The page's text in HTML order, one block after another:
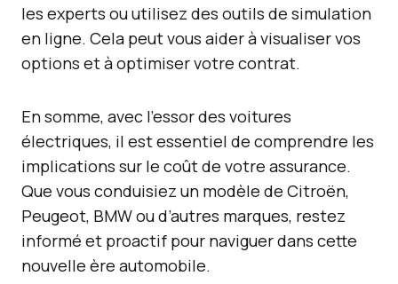
les experts ou utilisez des outils de simulation
en ligne. Cela peut vous aider à visualiser vos
options et à optimiser votre contrat.
En somme, avec l’essor des voitures
électriques, il est essentiel de comprendre les
implications sur le coût de votre assurance.
Que vous conduisiez un modèle de Citroën,
Peugeot, BMW ou d’autres marques, restez
informé et proactif pour naviguer dans cette
nouvelle ère automobile.